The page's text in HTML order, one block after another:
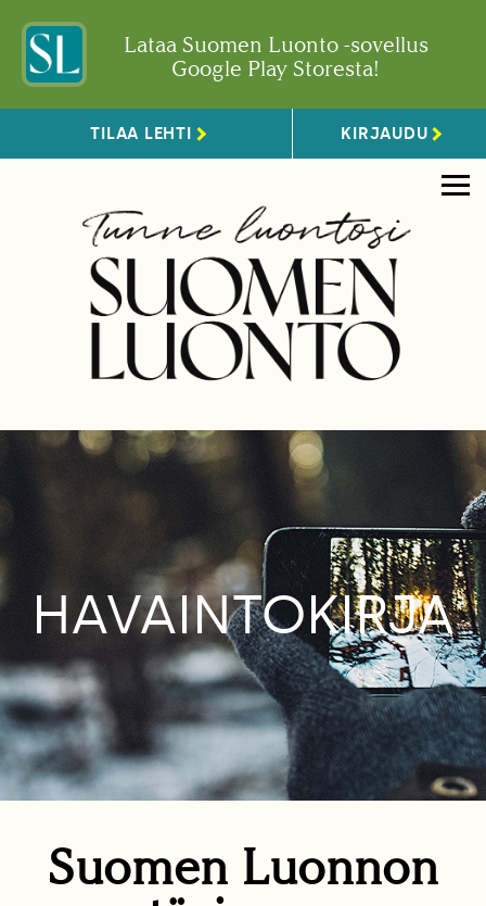
Lataa Suomen Luonto -sovellus
Google Play Storesta!
TILAA LEHTI KIRJAUDU
HAVAINTOKIRJA
Suomen Luonnon